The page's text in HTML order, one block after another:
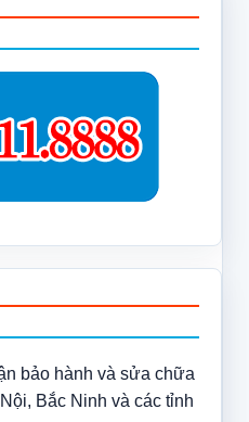
bảo hành và sửa chữa
Bắc Ninh và các tỉnh